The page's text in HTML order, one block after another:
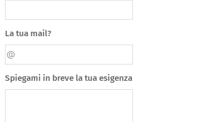
La tua mail?
Spiegami in breve la tua esigenza